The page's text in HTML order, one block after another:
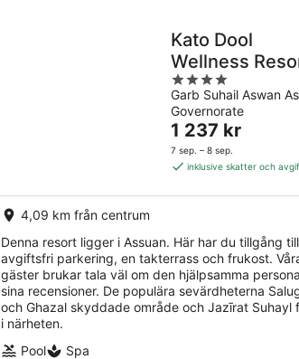
Kato Dool
Wellness
4
out
of
5
Garb Suhail Aswan
Governorate
Priset
är
1 237 kr
natt
1 237 kr
7 sep. – 8 sep.
inklusive skatter och
4,09 km från centrum
Denna resort ligger i Assuan. Här har du tillgång till
avgiftsfri parkering, en takterrass och frukost.
gäster brukar tala väl om den hjälpsamma
sina recensioner. De populära sevärdheterna
och Ghazal skyddade område och Jazīrat Suhayl
i närheten.
Pool
Spa